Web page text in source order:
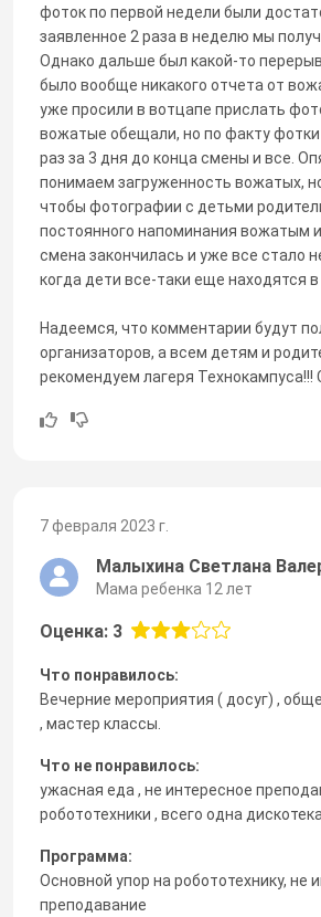
фоток по первой недели были
заявленное 2 раза в неделю мы
Однако дальше был какой-то
было вообще никакого отчета от
уже просили в вотцапе прислать
вожатые обещали, но по факту
раз за 3 дня до конца смены и все.
понимаем загруженность вожатых,
чтобы фотографии с детьми
постоянного напоминания вожатым и
смена закончилась и уже все стало
когда дети все-таки еще находятся в
Надеемся, что комментарии будут
организаторов, а всем детям и
рекомендуем лагеря Технокампуса!!!
7 февраля 2023 г.
Малыхина Светлана
Мама ребенка 12 лет
Оценка: 3
Что понравилось:
Вечерние мероприятия ( досуг) ,
, мастер классы.
Что не понравилось:
ужасная еда , не интересное
робототехники , всего одна дискотека
Программа:
Основной упор на робототехнику, не
преподавание